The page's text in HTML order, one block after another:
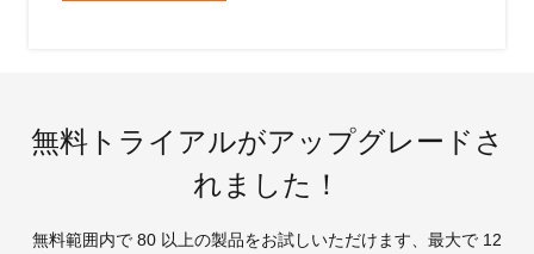
無料トライアルがアップグレードさ
れました！
無料範囲内で 80 以上の製品をお試しいただけます、最大で 12